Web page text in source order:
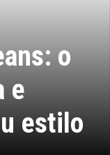
o
e
estilo